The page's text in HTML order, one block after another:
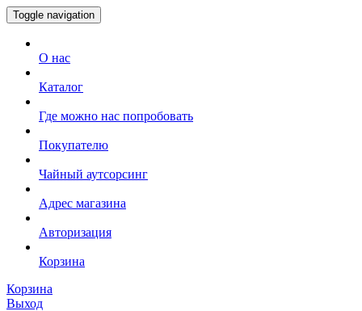
Toggle navigation
О нас
Каталог
Где можно нас попробовать
Покупателю
Чайный аутсорсинг
Адрес магазина
Авторизация
Корзина
Корзина
Выход